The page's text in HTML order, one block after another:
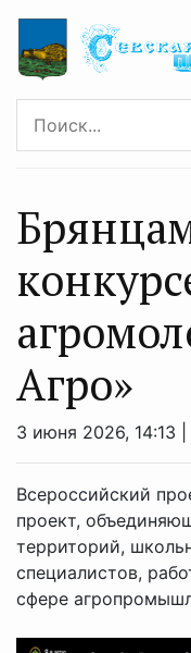
Агро»
3 июня 2026, 14:13 |
Всероссийский
проект,
территорий,
специалистов,
сфере